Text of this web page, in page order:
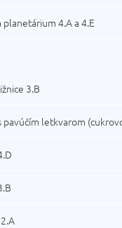
planetárium 4.A a 4.E
3.B
pavúčím letkvarom